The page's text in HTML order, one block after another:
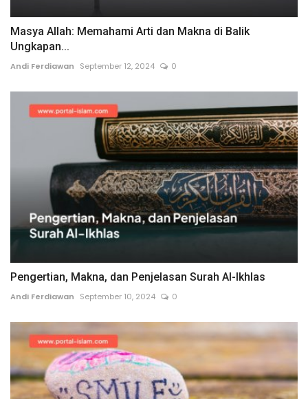
Masya Allah: Memahami Arti dan Makna di Balik
Ungkapan...
Andi Ferdiawan September 12, 2024 0
Pengertian, Makna, dan Penjelasan Surah Al-Ikhlas
Andi Ferdiawan September 10, 2024 0